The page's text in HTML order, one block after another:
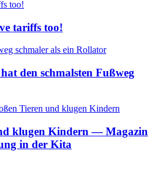
tariffs too!
den schmalsten Fußweg
klugen Kindern — Magazin
in der Kita